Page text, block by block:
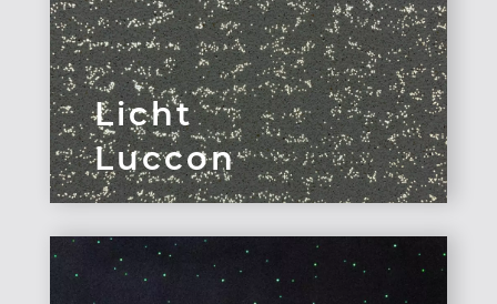
Licht
Luccon